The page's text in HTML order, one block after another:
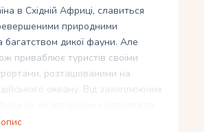
в Східній Африці, славиться
природними
багатством дикої фауни. Але
приваблює туристів своїми
розташованими на
океану. Від захоплюючих
точки для сафарі у Аруші до